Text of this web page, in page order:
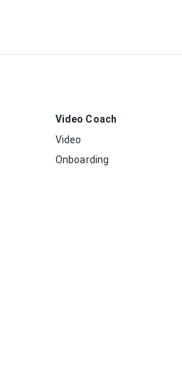
Video Coach
Video
Onboarding